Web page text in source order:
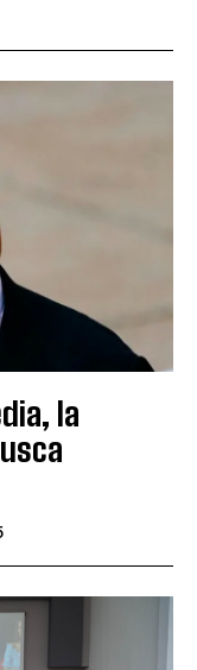
la